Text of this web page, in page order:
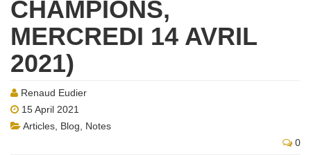
CHAMPIONS,
MERCREDI 14 AVRIL
2021)
Renaud Eudier
15 April 2021
Articles Blog
Notes
0